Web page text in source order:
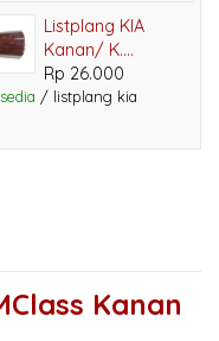
Listplang KIA
Kanan/ K....
Rp 26.000
/ listplang kia
Kanan